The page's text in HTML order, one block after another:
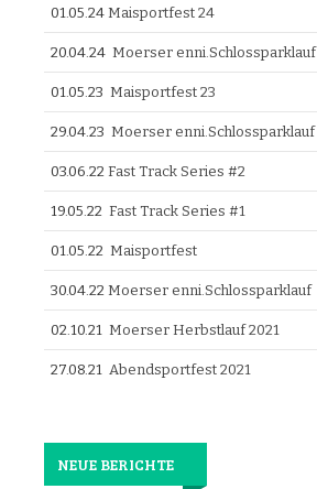
01.05.24 Maisportfest 24
20.04.24 Moerser enni.Schlossparklauf
01.05.23 Maisportfest 23
29.04.23 Moerser enni.Schlossparklauf
03.06.22 Fast Track Series #2
19.05.22 Fast Track Series #1
01.05.22 Maisportfest
30.04.22 Moerser enni.Schlossparklauf
02.10.21 Moerser Herbstlauf 2021
27.08.21 Abendsportfest 2021
NEUE BERICHTE